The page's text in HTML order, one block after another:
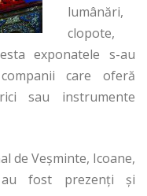
lumânări,
clopote,
exponatele s-au
care oferă
sau instrumente
de Veşminte, Icoane,
au fost prezenţi şi